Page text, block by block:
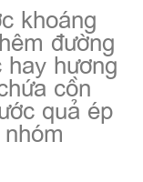
khoáng
đường
hương
cồn
quả ép